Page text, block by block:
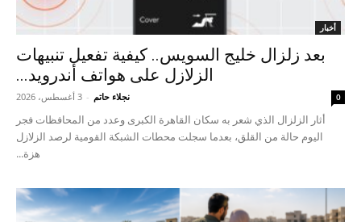
أخبار
بعد زلزال خليج السويس.. كيفية تفعيل تنبيهات
الزلازل على هواتف أندرويد...
نجلاء حاتم - 3 أغسطس، 2026 0
أثار الزلزال الذي شعر به سكان القاهرة الكبرى وعدد من المحافظات فجر
اليوم حالة من القلق، بعدما سجلت محطات الشبكة القومية لرصد الزلازل
هزة...